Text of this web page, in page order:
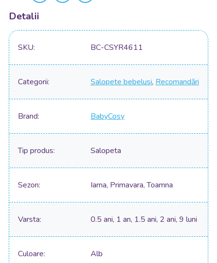
Detalii
SKU BC-CSYR4611
Categorii Salopete bebelusi, Recomandări
Brand BabyCosy
Tip produs Salopeta
Sezon Iarna, Primavara, Toamna
Varsta 0.5 ani, 1 an, 1.5 ani, 2 ani, 9 luni
Culoare Alb